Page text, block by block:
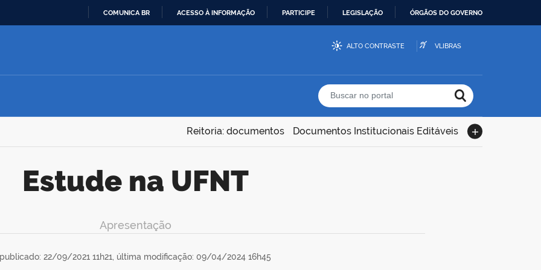
CONTEÚDO
COMUNICA BR ACESSO À INFORMAÇÃO PARTICIPE LEGISLAÇÃO ÓRGÃOS DO GOVERNO
ALTO CONTRASTE VLIBRAS
Buscar no portal
Reitoria: documentos Documentos Institucionais Editáveis
Estude na UFNT
Apresentação
publicado: 22/09/2021 11h21, última modificação: 09/04/2024 16h45